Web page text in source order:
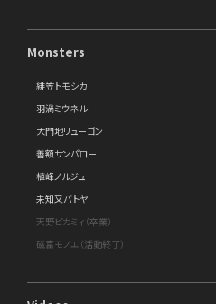
Monsters
緋笠トモシカ
羽渦ミウネル
大門地リューゴン
善額サンパロー
植峰ノルジュ
未知又バトヤ
天野ピカミィ（卒業）
磁富モノエ（活動終了）